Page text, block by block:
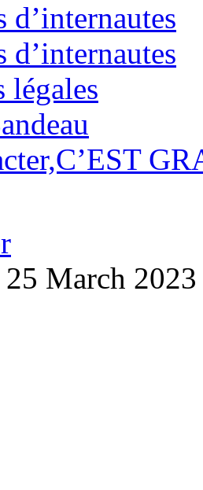
d’internautes
d’internautes
légales
25 March 2023